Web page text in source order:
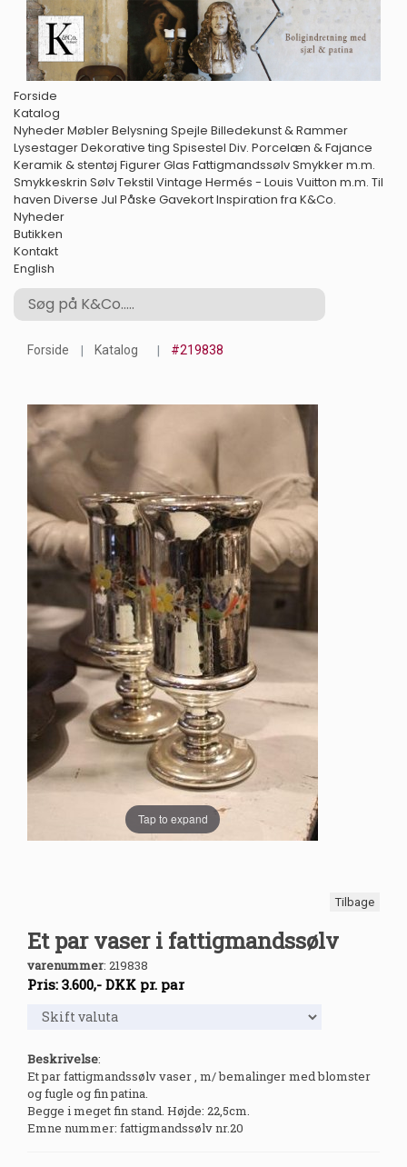
Forside
Katalog
NyhederMøblerBelysning Spejle Billedekunst & Rammer
LysestagerDekorative ting Spisestel Div. Porcelæn & Fajance
Keramik & stentøj FigurerGlas FattigmandssølvSmykker m.m.
Smykkeskrin SølvTekstil Vintage Hermés - Louis Vuitton m.m. Til
haven Diverse Jul Påske GavekortInspiration fra K&Co.
Nyheder
Butikken
Kontakt
English
Forside Katalog #219838
Tap to expand
Tilbage
Et par vaser i fattigmandssølv
varenummer: 219838
Pris: 3.600,- DKK pr. par
Beskrivelse:
Et par fattigmandssølv vaser , m/ bemalinger med blomster
og fugle og fin patina.
Begge i meget fin stand. Højde: 22,5cm.
Emne nummer: fattigmandssølv nr.20